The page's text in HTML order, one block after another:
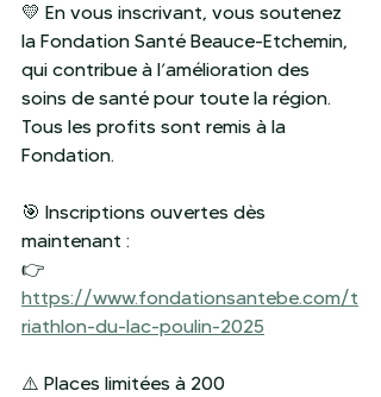
💛 En vous inscrivant, vous soutenez
la Fondation Santé Beauce-Etchemin,
qui contribue à l’amélioration des
soins de santé pour toute la région.
Tous les profits sont remis à la
Fondation.
🎯 Inscriptions ouvertes dès
maintenant :
👉
https://www.fondationsantebe.com/t
riathlon-du-lac-poulin-2025
⚠️ Places limitées à 200